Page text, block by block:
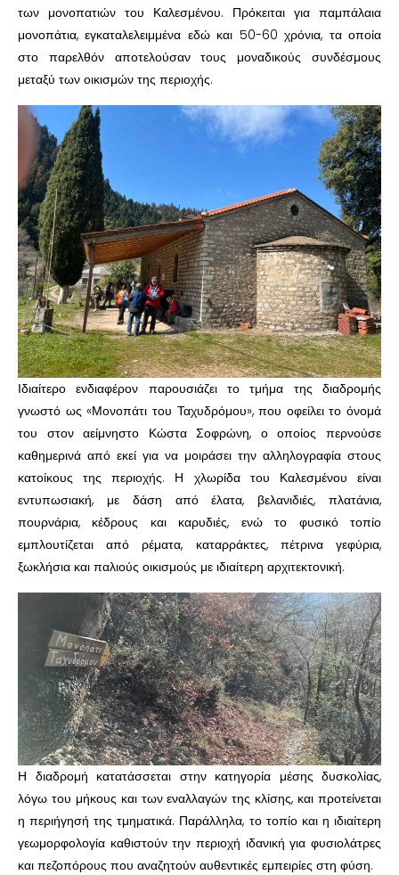
των μονοπατιών του Καλεσμένου. Πρόκειται για παμπάλαια
μονοπάτια, εγκαταλελειμμένα εδώ και 50-60 χρόνια, τα οποία
στο παρελθόν αποτελούσαν τους μοναδικούς συνδέσμους
μεταξύ των οικισμών της περιοχής.
Ιδιαίτερο ενδιαφέρον παρουσιάζει το τμήμα της διαδρομής
γνωστό ως «Μονοπάτι του Ταχυδρόμου», που οφείλει το όνομά
του στον αείμνηστο Κώστα Σοφρώνη, ο οποίος περνούσε
καθημερινά από εκεί για να μοιράσει την αλληλογραφία στους
κατοίκους της περιοχής. Η χλωρίδα του Καλεσμένου είναι
εντυπωσιακή, με δάση από έλατα, βελανιδιές, πλατάνια,
πουρνάρια, κέδρους και καρυδιές, ενώ το φυσικό τοπίο
εμπλουτίζεται από ρέματα, καταρράκτες, πέτρινα γεφύρια,
ξωκλήσια και παλιούς οικισμούς με ιδιαίτερη αρχιτεκτονική.
Η διαδρομή κατατάσσεται στην κατηγορία μέσης δυσκολίας,
λόγω του μήκους και των εναλλαγών της κλίσης, και προτείνεται
η περιήγησή της τμηματικά. Παράλληλα, το τοπίο και η ιδιαίτερη
γεωμορφολογία καθιστούν την περιοχή ιδανική για φυσιολάτρες
και πεζοπόρους που αναζητούν αυθεντικές εμπειρίες στη φύση.